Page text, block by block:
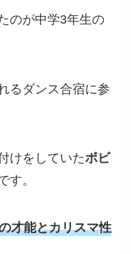
のが中学3年生の
るダンス合宿に参
けをしていたボビ
す。
才能とカリスマ性